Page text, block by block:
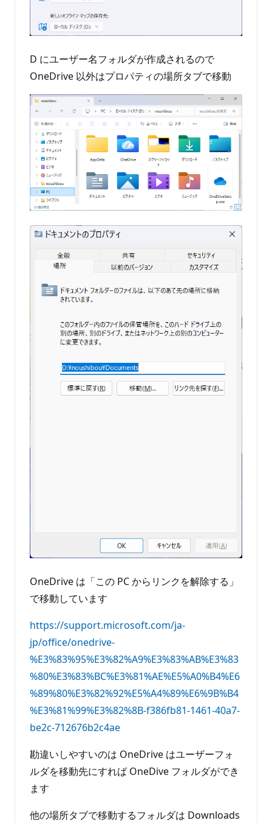
D にユーザー名フォルダが作成されるので
OneDrive 以外はプロパティの場所タブで移動
OneDrive は「この PC からリンクを解除する」
で移動しています
https://support.microsoft.com/ja-
jp/office/onedrive-
%E3%83%95%E3%82%A9%E3%83%AB%E3%83
%80%E3%83%BC%E3%81%AE%E5%A0%B4%E6
%89%80%E3%82%92%E5%A4%89%E6%9B%B4
%E3%81%99%E3%82%8B-f386fb81-1461-40a7-
be2c-712676b2c4ae
勘違いしやすいのは OneDrive はユーザーフォ
ルダを移動先にすれば OneDive フォルダができ
ます
他の場所タブで移動するフォルダは Downloads